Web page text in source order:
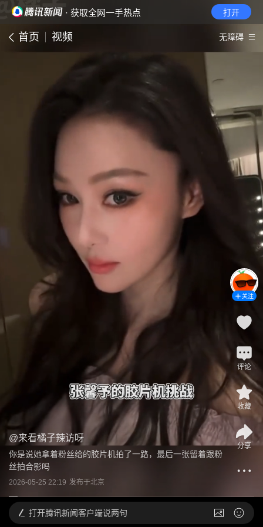
· 获取全网一手热点 打开
首页 视频 无障碍
@来看橘子辣访呀
你是说她拿着粉丝给的胶片机拍了一路，最后一张留着跟粉
丝拍合影吗
2026-05-25 22:19 发布于北京
关注
评论
收藏
分享
打开腾讯新闻客户端说两句